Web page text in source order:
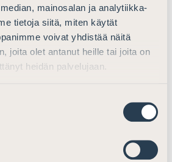
mainosalan ja analytiikka-
tietoja siitä, miten käytät
voivat yhdistää näitä
joita olet antanut heille tai joita on
heidän palvelujaan.
esittäminen katkaisee
lainsäädännön sanamuotoa
perusteella saamisen
selvyyden vuoksi esitämme
sisällyttämistä lakiin tai
uudistukseksi
kustannusten sääntelyn. Sen
määritellään lakitasolla